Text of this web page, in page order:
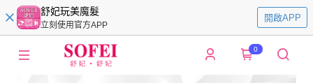
舒妃玩美魔髮
立刻使用官方APP
開啟APP
0